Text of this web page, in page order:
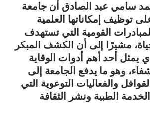
سامي عبد الصادق أن جامعة
توظيف إمكاناتها العلمية
القومية التي تستهدف
مشيرًا إلى أن الكشف المبكر
أحد أهم أدوات الوقاية
وهو ما يدفع الجامعة إلى
والفعاليات التوعوية التي
الطبية ونشر الثقافة